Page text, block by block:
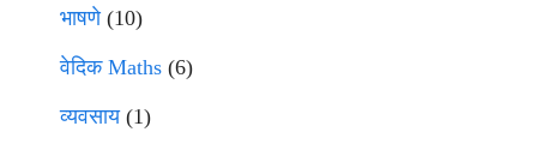
भाषणे(10)
वेदिक Maths (6)
व्यवसाय(1)